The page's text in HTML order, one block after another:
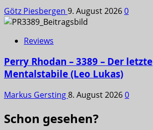
Götz Piesbergen 9. August 20260
Reviews
Perry Rhodan – 3389 – Der letzte
Mentalstabile (Leo Lukas)
Markus Gersting8. August 20260
Schon gesehen?